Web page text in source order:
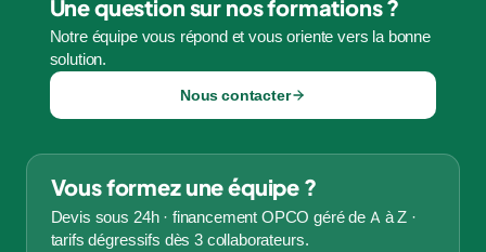
Une question sur nos formations ?
Notre équipe vous répond et vous oriente vers la bonne
solution.
Nous contacter
Vous formez une équipe ?
Devis sous 24h · financement OPCO géré de A à Z ·
tarifs dégressifs dès 3 collaborateurs.